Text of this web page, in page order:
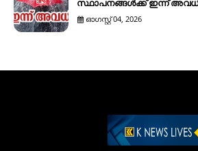
സ്ഥാപനങ്ങൾക്ക് ഇന്ന് അവധി
ഓഗസ്റ്റ് 04, 2026